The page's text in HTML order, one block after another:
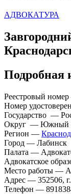
АДВОКАТУРА
Подробная
Реестровый
Номер
Государство —
Округ — Южный
Регион —
Город — Лабинск
Палата —
Адвокатское
Место работы —
Адрес — 352506,
Телефон —